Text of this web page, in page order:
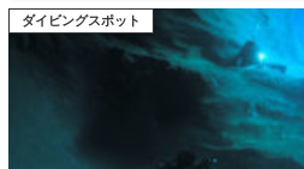
ダイビングスポット